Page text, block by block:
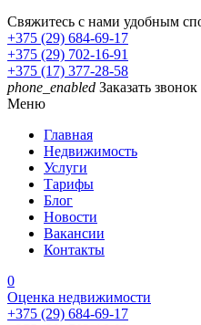
Свяжитесь с нами удобным
+375 (29) 684-69-17
+375 (29) 702-16-91
+375 (17) 377-28-58
phone_enabled Заказать звонок
Меню
Главная
Недвижимость
Услуги
Тарифы
Блог
Новости
Вакансии
Контакты
0
Оценка недвижимости
+375 (29) 684-69-17